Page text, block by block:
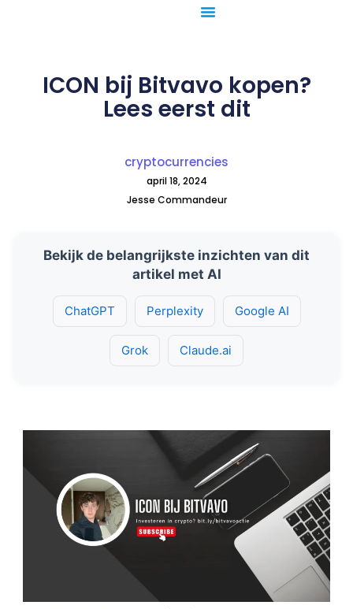
ICON bij Bitvavo kopen?
Lees eerst dit
cryptocurrencies
april 18, 2024
Jesse Commandeur
Bekijk de belangrijkste inzichten van dit
artikel met AI
ChatGPT Perplexity Google AI
Grok Claude.ai